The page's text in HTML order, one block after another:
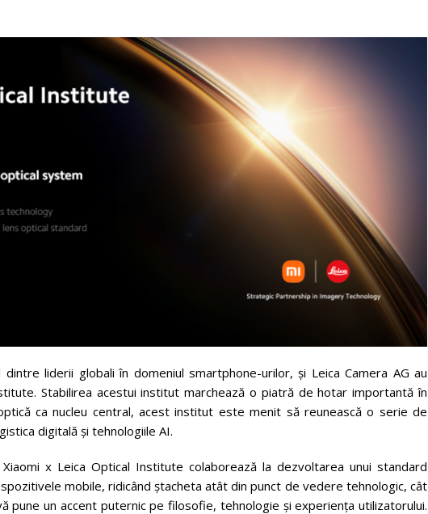
liderii globali în domeniul smartphone-urilor, și Leica Camera AG au
Stabilirea acestui institut marchează o piatră de hotar importantă în
ca nucleu central, acest institut este menit să reunească o serie de
digitală și tehnologiile AI.
x Leica Optical Institute colaborează la dezvoltarea unui standard
mobile, ridicând ștacheta atât din punct de vedere tehnologic, cât
pune un accent puternic pe filosofie, tehnologie și experiența utilizatorului.